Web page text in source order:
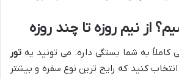
از نیم روزه تا چند روزه
کاملاً به شما بستگی داره. می تونید یه تور
انتخاب کنید که رایج ترین نوع سفره و بیشتر